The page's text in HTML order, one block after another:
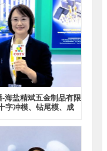
海盐精斌五金制品有限
字冲模、钻尾模、成
理系列产品，设计创
多样，源头工厂，